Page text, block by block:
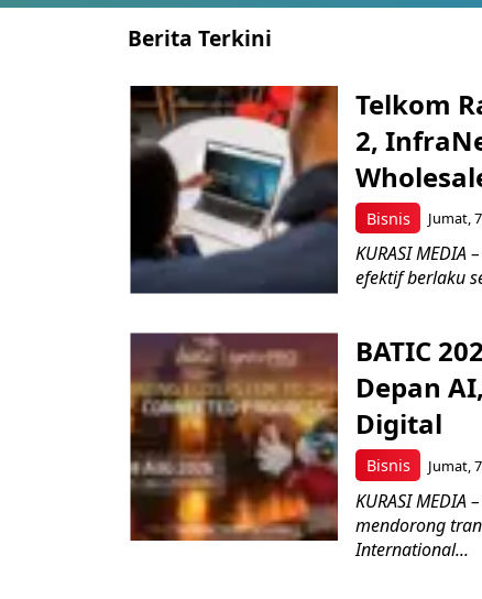
Berita Terkini
Bisnis
Telkom
2,
Jumat,
KURASI MEDIA
efektif berlaku
Bisnis
BATIC
Depan
Digital
Jumat,
KURASI
mendorong
International...